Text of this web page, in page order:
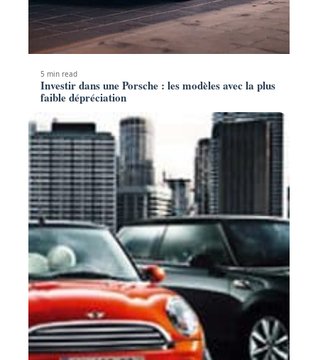
5 min read
Investir dans une Porsche : les modèles avec la plus
faible dépréciation